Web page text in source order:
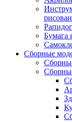
Бумага
Сборные